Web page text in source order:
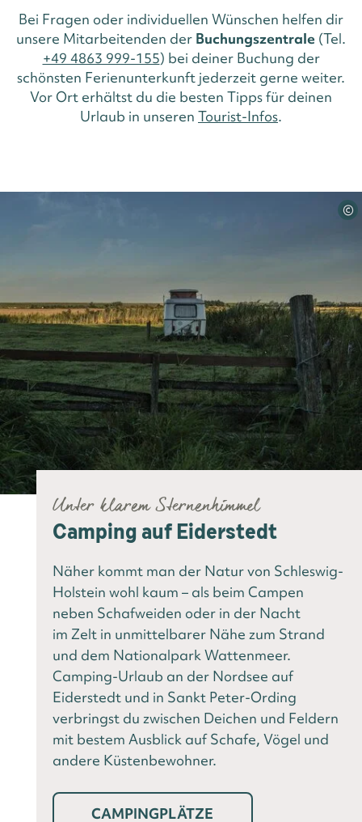
Bei Fragen oder individuellen Wünschen helfen dir
unsere Mitarbeitenden der Buchungszentrale (Tel.
+49 4863 999-155) bei deiner Buchung der
schönsten Ferienunterkunft jederzeit gerne weiter.
Vor Ort erhältst du die besten Tipps für deinen
Urlaub in unseren Tourist-Infos.
©
Unter klarem Sternenhimmel
Camping auf Eiderstedt
Näher kommt man der Natur von Schleswig-
Holstein wohl kaum – als beim Campen
neben Schafweiden oder in der Nacht
im Zelt in unmittelbarer Nähe zum Strand
und dem Nationalpark Wattenmeer.
Camping-Urlaub an der Nordsee auf
Eiderstedt und in Sankt Peter-Ording
verbringst du zwischen Deichen und Feldern
mit bestem Ausblick auf Schafe, Vögel und
andere Küstenbewohner.
CAMPINGPLÄTZE